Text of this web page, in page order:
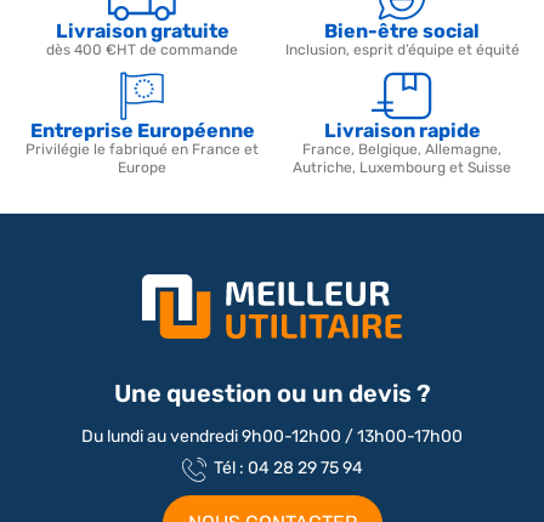
Livraison gratuite
dès 400 €HT de commande
Bien-être social
Inclusion, esprit d’équipe et équité
Entreprise Européenne
Privilégie le fabriqué en France et
Europe
Livraison rapide
France, Belgique, Allemagne,
Autriche, Luxembourg et Suisse
Une question ou un devis ?
Du lundi au vendredi 9h00-12h00 / 13h00-17h00
Tél : 04 28 29 75 94